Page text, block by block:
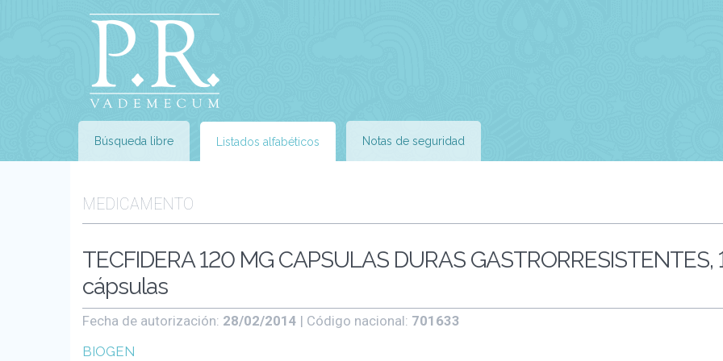
Búsqueda libre Listados alfabéticos Notas de seguridad
MEDICAMENTO
TECFIDERA 120 MG CAPSULAS DURAS GASTRORRESISTENTES,
cápsulas
Fecha de autorización: 28/02/2014 | Código nacional: 701633
BIOGEN